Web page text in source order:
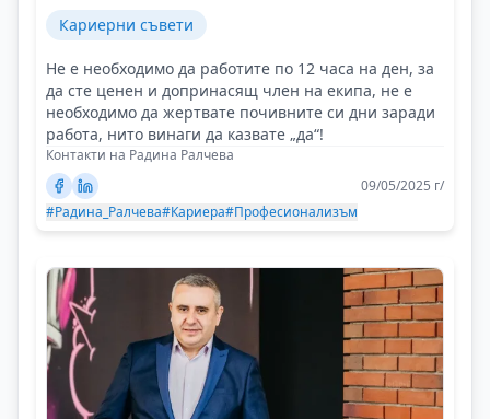
Кариерни съвети
Не е необходимо да работите по 12 часа на ден, за
да сте ценен и допринасящ член на екипа, не е
необходимо да жертвате почивните си дни заради
работа, нито винаги да казвате „да“!
Контакти на Радина Ралчева
09/05/2025 г/
#Радина_Ралчева#Кариера#Професионализъм